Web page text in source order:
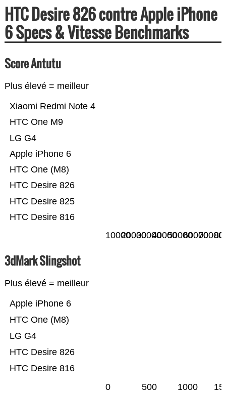
HTC Desire 826 contre Apple iPhone
6 Specs & Vitesse Benchmarks
Score Antutu
Plus élevé = meilleur
HTC Desire 816
HTC Desire 825
HTC Desire 826
HTC One (M8)
Apple iPhone 6
LG G4
HTC One M9
Xiaomi Redmi Note 4
10000200003000040000500006000070000
3dMark Slingshot
Plus élevé = meilleur
HTC Desire 816
HTC Desire 826
LG G4
HTC One (M8)
Apple iPhone 6
0 500 1000